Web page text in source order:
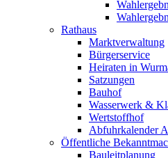
Rathaus
Marktverwaltung
Bürgerservice
Heiraten in
Satzungen
Bauhof
Wasserwerk &
Wertstoffhof
Abfuhrkalender
Öffentliche
Bauleitplanung